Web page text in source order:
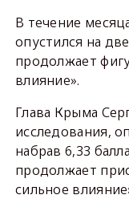
В течение
опустился на
продолжает
влияние».
Глава Крыма
исследования,
набрав 6,33
продолжает
сильное